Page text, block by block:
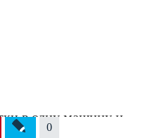
в одну машину и
не хватает
0